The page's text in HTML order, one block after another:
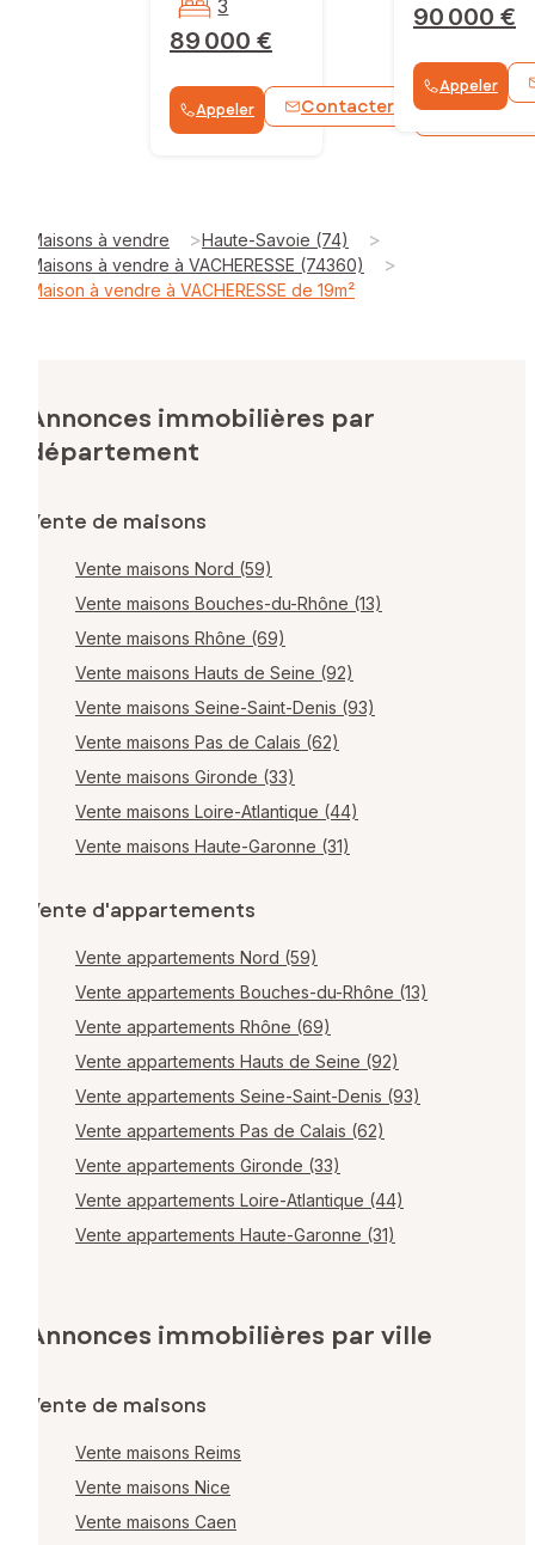
89 000 €
3
Appeler Contacter WhatsApp
90 000 €
Appeler
Maisons à vendre >Haute-Savoie (74) >
Maisons à vendre à VACHERESSE (74360) >
Maison à vendre à VACHERESSE de 19m²
Annonces immobilières par
département
Vente de maisons
Vente maisons Nord (59)
Vente maisons Bouches-du-Rhône (13)
Vente maisons Rhône (69)
Vente maisons Hauts de Seine (92)
Vente maisons Seine-Saint-Denis (93)
Vente maisons Pas de Calais (62)
Vente maisons Gironde (33)
Vente maisons Loire-Atlantique (44)
Vente maisons Haute-Garonne (31)
Vente d'appartements
Vente appartements Nord (59)
Vente appartements Bouches-du-Rhône (13)
Vente appartements Rhône (69)
Vente appartements Hauts de Seine (92)
Vente appartements Seine-Saint-Denis (93)
Vente appartements Pas de Calais (62)
Vente appartements Gironde (33)
Vente appartements Loire-Atlantique (44)
Vente appartements Haute-Garonne (31)
Annonces immobilières par ville
Vente de maisons
Vente maisons Reims
Vente maisons Nice
Vente maisons Caen